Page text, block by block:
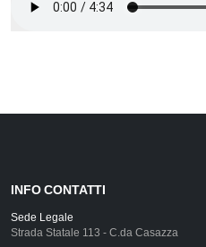
INFO CONTATTI
Sede Legale
Strada Statale 113 - C.da Casazza